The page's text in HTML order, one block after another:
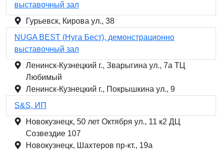
выставочный зал
Гурьевск, Кирова ул., 38
NUGA BEST (Нуга Бест), демонстрационно
выставочный зал
Ленинск-Кузнецкий г., Зварыгина ул., 7а ТЦ
Любимый
Ленинск-Кузнецкий г., Покрышкина ул., 9
S&S, ИП
Новокузнецк, 50 лет Октября ул., 11 к2 ДЦ
Созвездие 107
Новокузнецк, Шахтеров пр-кт., 19а